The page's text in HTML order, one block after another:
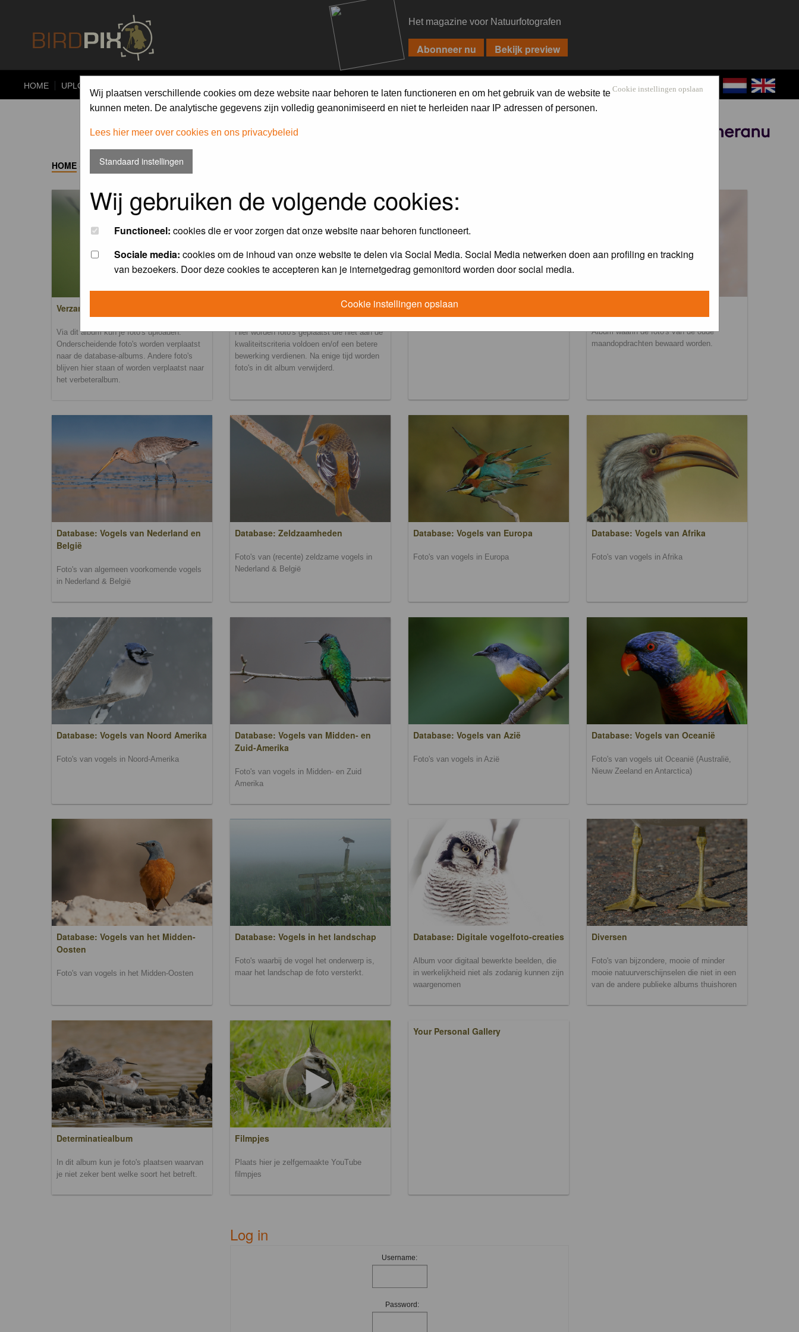
Het magazine voor Natuurfotografen
HOME UPLOAD Cookie instellingen opslaan
Wij plaatsen verschillende cookies om deze website naar behoren te laten functioneren en om het gebruik van de website te
kunnen meten. De analytische gegevens zijn volledig geanonimiseerd en niet te herleiden naar IP adressen of personen.
Lees hier meer over cookies en ons privacybeleid
Standaard instellingen
Wij gebruiken de volgende cookies:
Functioneel: cookies die er voor zorgen dat onze website naar behoren functioneert.
Sociale media: cookies om de inhoud van onze website te delen via Social Media. Social Media netwerken doen aan profiling en tracking
van bezoekers. Door deze cookies te accepteren kan je internetgedrag gemonitord worden door social media.
Cookie instellingen opslaan
HOME -> ALBUM
Verzamel- en uploadalbum
Via dit album kun je foto's uploaden.
Onderscheidende foto's worden verplaatst
naar de database-albums. Andere foto's
blijven hier staan of worden verplaatst naar
het verbeteralbum.
Hier worden foto's geplaatst die niet aan de
kwaliteitscriteria voldoen en/of een betere
bewerking verdienen. Na enige tijd worden
foto's in dit album verwijderd.
Maandopdracht
maandopdracht.
Album waarin de foto's van de oude
maandopdrachten bewaard worden.
Database: Vogels van Nederland en
België
Foto's van algemeen voorkomende vogels
in Nederland & België
Database: Zeldzaamheden
Foto's van (recente) zeldzame vogels in
Nederland & België
Database: Vogels van Europa
Foto's van vogels in Europa
Database: Vogels van Afrika
Foto's van vogels in Afrika
Database: Vogels van Noord Amerika
Foto's van vogels in Noord-Amerika
Database: Vogels van Midden- en
Zuid-Amerika
Foto's van vogels in Midden- en Zuid
Amerika
Database: Vogels van Azië
Foto's van vogels in Azië
Database: Vogels van Oceanië
Foto's van vogels uit Oceanië (Australië,
Nieuw Zeeland en Antarctica)
Database: Vogels van het Midden-
Oosten
Foto's van vogels in het Midden-Oosten
Database: Vogels in het landschap
Foto's waarbij de vogel het onderwerp is,
maar het landschap de foto versterkt.
Database: Digitale vogelfoto-creaties
Album voor digitaal bewerkte beelden, die
in werkelijkheid niet als zodanig kunnen zijn
waargenomen
Diversen
Foto's van bijzondere, mooie of minder
mooie natuurverschijnselen die niet in een
van de andere publieke albums thuishoren
Determinatiealbum
In dit album kun je foto's plaatsen waarvan
je niet zeker bent welke soort het betreft.
Filmpjes
Plaats hier je zelfgemaakte YouTube
filmpjes
Your Personal Gallery
Log in
Username:
Password: